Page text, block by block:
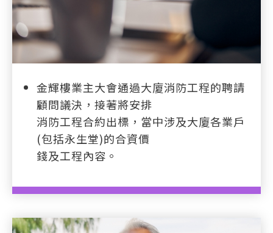
金輝樓業主大會通過大廈消防工程的聘請
顧問議決，接著將安排
消防工程合約出標，當中涉及大廈各業戶
(包括永生堂)的合資價
錢及工程內容。